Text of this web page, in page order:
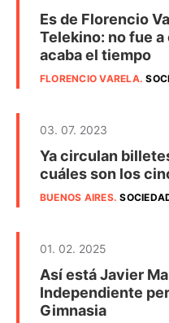
Es de Florencio
Telekino: no fue
acaba el tiempo
FLORENCIO VARELA.
03. 07. 2023
Ya circulan
cuáles son los
BUENOS AIRES.
01. 02. 2025
Así está Javier
Independiente
Gimnasia